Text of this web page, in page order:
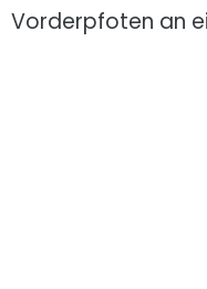
Vorderpfoten an